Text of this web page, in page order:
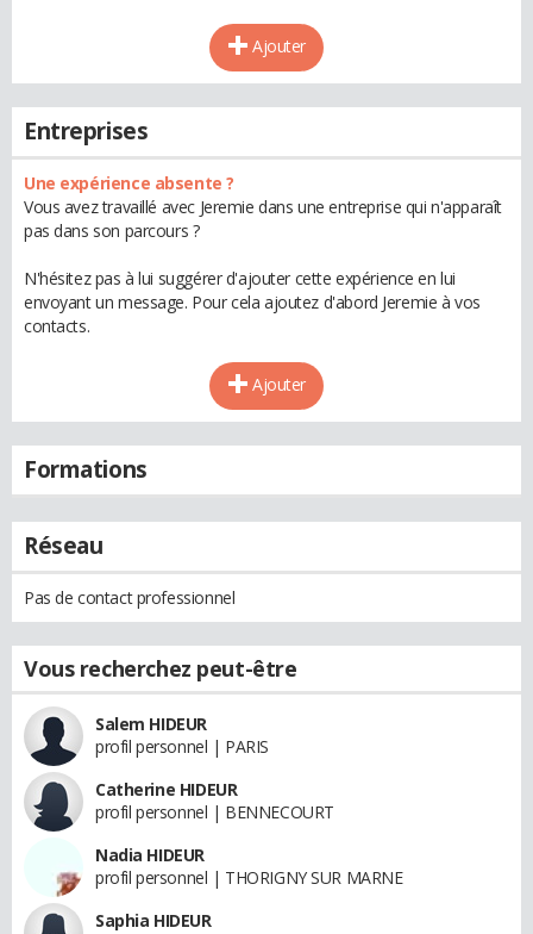
Ajouter
Entreprises
Une expérience absente ?
Vous avez travaillé avec Jeremie dans une entreprise qui n'apparaît
pas dans son parcours ?
N'hésitez pas à lui suggérer d'ajouter cette expérience en lui
envoyant un message. Pour cela ajoutez d'abord Jeremie à vos
contacts.
Ajouter
Formations
Réseau
Pas de contact professionnel
Vous recherchez peut-être
Salem HIDEUR
profil personnel | PARIS
Catherine HIDEUR
profil personnel | BENNECOURT
Nadia HIDEUR
profil personnel | THORIGNY SUR MARNE
Saphia HIDEUR